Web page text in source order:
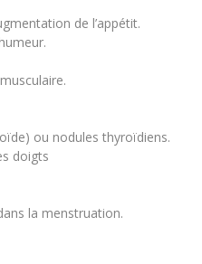
de l’appétit.
ou nodules thyroïdiens.
doigts
la menstruation.